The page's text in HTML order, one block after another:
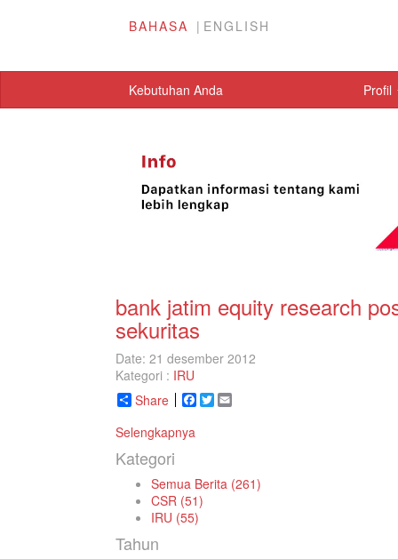
BAHASA ENGLISH
Kebutuhan Anda Profil
bank jatim equity research
sekuritas
Date: 21 desember 2012
Kategori : IRU
Share
Facebook
Twitter
Selengkapnya
Kategori
Semua Berita (261)
CSR (51)
IRU (55)
Tahun